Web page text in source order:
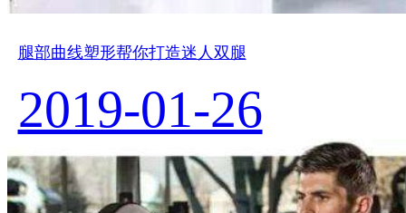
腿部曲线塑形帮你打造迷人双腿
2019-01-26